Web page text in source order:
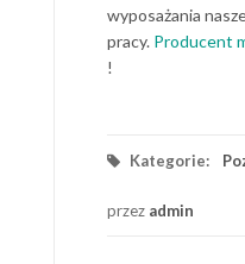
wyposażania
pracy. Producent
!
Kategorie:
przez admin